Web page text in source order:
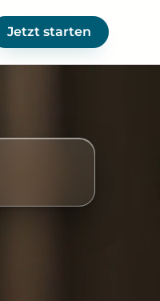
Jetzt starten